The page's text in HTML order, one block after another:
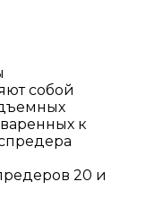
собой
к
20 и